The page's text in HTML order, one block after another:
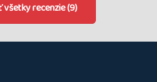
recenzie (9)